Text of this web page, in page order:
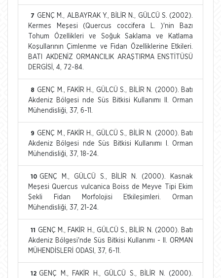
7 GENÇ M., ALBAYRAK Y., BİLİR N., GÜLCÜ S. (2002).
Kermes Meşesi (Quercus coccifera L. )'nin Bazı
Tohum Özellikleri ve Soğuk Saklama ve Katlama
Koşullarının Çimlenme ve Fidan Özelliklerine Etkileri.
BATI AKDENİZ ORMANCILIK ARAŞTIRMA ENSTİTÜSÜ
DERGİSİ, 4, 72-84.
8 GENÇ M., FAKİR H., GÜLCÜ S., BİLİR N. (2000). Batı
Akdeniz Bölgesi nde Süs Bitkisi Kullanımı II. Orman
Mühendisliği, 37, 6-11.
9 GENÇ M., FAKİR H., GÜLCÜ S., BİLİR N. (2000). Batı
Akdeniz Bölgesi nde Süs Bitkisi Kullanımı I. Orman
Mühendisliği, 37, 18-24.
10 GENÇ M., GÜLCÜ S., BİLİR N. (2000). Kasnak
Meşesi Quercus vulcanica Boiss de Meyve Tipi Ekim
Şekli Fidan Morfolojisi Etkileşimleri. Orman
Mühendisliği, 37, 21-24.
11
GENÇ M., FAKİR H., GÜLCÜ S., BİLİR N. (2000). Batı
Akdeniz Bölgesi'nde Süs Bitkisi Kullanımı - II. ORMAN
MÜHENDİSLERİ ODASI, 37, 6-11.
12 GENÇ M., FAKİR H., GÜLCÜ S., BİLİR N. (2000).